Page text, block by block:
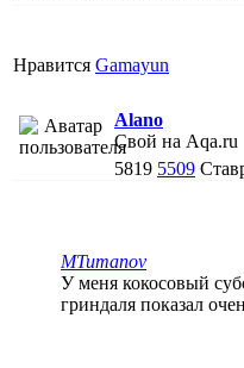
Нравится Gamayun
Alano
Свой на Aqa.ru
5819 5509
MTumanov
У меня кокосовый
гриндаля показал